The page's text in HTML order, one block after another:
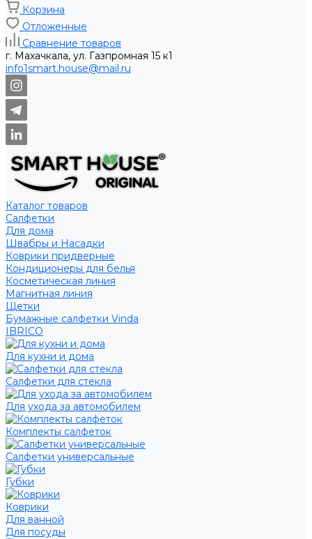
Корзина
Отложенные
Сравнение товаров
г. Махачкала, ул. Газпромная 15 к1
info1smart.house@mail.ru
Каталог товаров
Салфетки
Для дома
Швабры и Насадки
Коврики придверные
Кондиционеры для белья
Косметическая линия
Магнитная линия
Щетки
Бумажные салфетки Vinda
IBRICO
Для кухни и дома
Салфетки для стекла
Для ухода за автомобилем
Комплекты салфеток
Салфетки универсальные
Губки
Коврики
Для ванной
Для посуды